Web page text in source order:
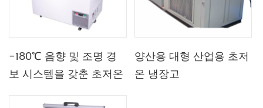
-180℃ 음향 및 조명 경
보 시스템을 갖춘 초저온
양산용 대형 산업용 초저
온 냉장고